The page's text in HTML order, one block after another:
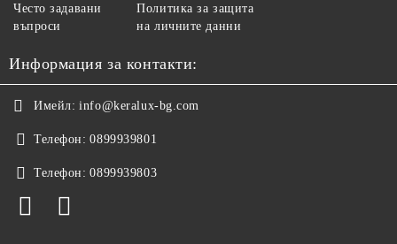
Често задавани
въпроси
Политика за защита
на личните данни
Информация за контакти:
Имейл: info@keralux-bg.com
Телефон: 0899939801
Телефон: 0899939803